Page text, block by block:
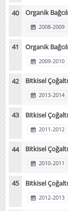
Organik
2008-2009
Organik
2009-2010
Bitkisel
2013-2014
Bitkisel
2011-2012
Bitkisel
2010-2011
Bitkisel
2012-2013